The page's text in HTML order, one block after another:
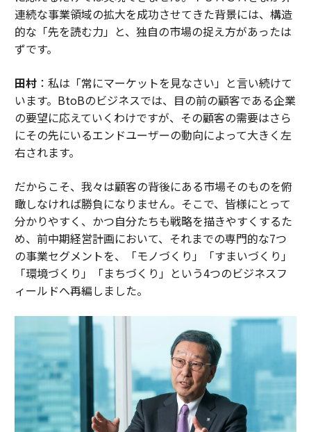
連続な事業領域の拡大を成功させてきた背景には、構造
的な「先を読む力」と、独自の市場の捉え方があったは
ずです。
田村：私は「常にマーケットを見なさい」と言い続けて
います。BtoBのビジネスでは、目の前の顧客である企業
の要望に応えていくわけですが、その顧客の需要はさら
にその先にいるエンドユーザーの動向によって大きく左
右されます。
だからこそ、我々は顧客の背後にある市場そのものを俯
瞰しなければ勝負になりません。そこで、皆様にとって
分かりやすく、かつ自分たちも戦略を描きやすくするた
め、前中期経営計画において、それまでの専門的な7つ
の事業セグメントを、「モノづくり」「すまいづくり」
「環境づくり」「まちづくり」という4つのビジネスフ
ィールドへ再編しました。